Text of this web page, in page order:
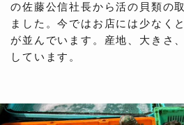
の佐藤公信社長から活の貝類の
ました。今ではお店には少なく
が並んでいます。産地、大きさ
しています。